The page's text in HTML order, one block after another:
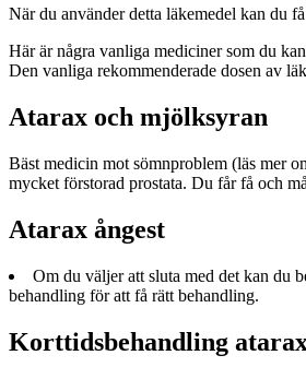
När du använder detta läkemedel kan du
Här är några vanliga mediciner som du
Den vanliga rekommenderade dosen av
Atarax och mjölksyran
Bäst medicin mot sömnproblem (läs mer
mycket förstorad prostata. Du får få och
Atarax ångest
Om du väljer att sluta med det kan du
behandling för att få rätt behandling.
Korttidsbehandling